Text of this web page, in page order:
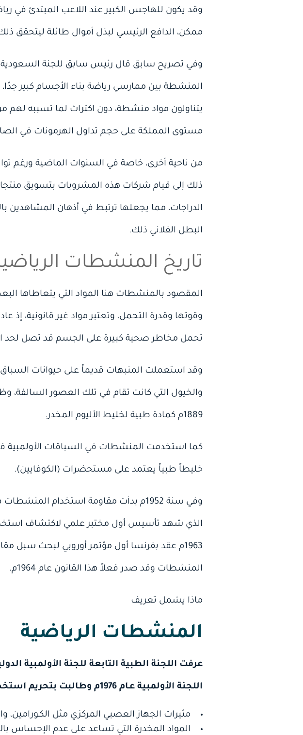
وقد يكون للهاجس الكبير عند اللاعب المبتدئ في
ممكن، الدافع الرئيسي لبذل أموال طائلة
وفي تصريح سابق قال رئيس سابق للجنة السعودية
يتناولون مواد منشطة، دون اكتراث لما تسببه لهم
مستوى المملكة على حجم تداول الهرمونات في
من ناحية أخرى، خاصة في السنوات الماضية ورغم
ذلك إلى قيام شركات هذه المشروبات بتسويق
الدراجات، مما يجعلها ترتبط في أذهان
البطل الفلاني ذلك.
تاريخ المنشطات
المقصود بالمنشطات هنا المواد التي يتعاطاها
وقوتها وقدرة التحمل، وتعتبر مواد غير قانونية، إذ
تحمل مخاطر صحية كبيرة على الجسم قد تصل لحد
وقد استعملت المنبهات قديماً على حيوانات السباق
1889م كمادة طبية لخليط الأليوم المخدر.
كما استخدمت المنشطات في السباقات الأولمبية
خليطاً طبياً يعتمد على مستحضرات (الكوفايين).
الذي شهد تأسيس أول مختبر علمي لاكتشاف
1963م عقد بفرنسا أول مؤتمر أوروبي لبحث
المنشطات وقد صدر فعلاً هذا القانون عام 1964م.
ماذا يشمل تعريف
المنشطات الرياضية
عرفت اللجنة الطبية التابعة للجنة الأولمبية
اللجنة الأولمبية عـام 1976م وطالبت بتحريم استخدامها في المجال الرياضي واحتوت على المـواد التالية:
مثيرات الجهاز العصبي المركزي مثل الكـورامين،
المواد المخدرة التي تساعد على عدم الإحساس